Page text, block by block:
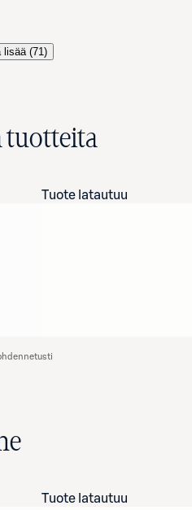
lisää (71)
tuotteita
Tuote latautuu
Tuote latautuu